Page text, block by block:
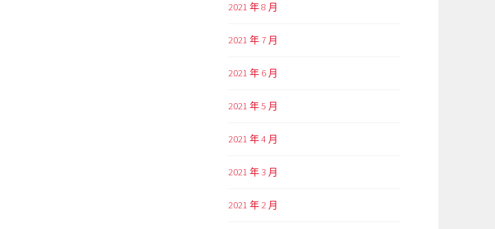
2021 年 8 月
2021 年 7 月
2021 年 6 月
2021 年 5 月
2021 年 4 月
2021 年 3 月
2021 年 2 月